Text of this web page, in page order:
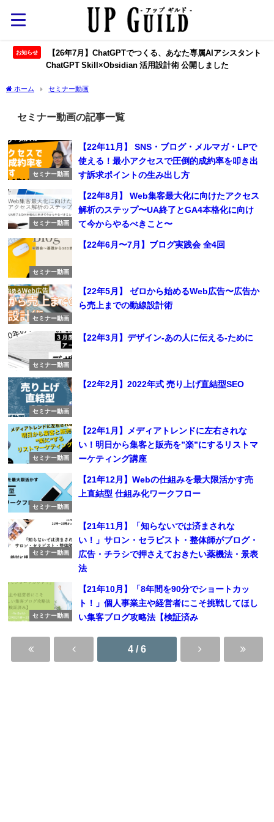
お知らせ
【26年7月】ChatGPTでつくる、あなた専属AIアシスタント
ChatGPT Skill×Obsidian 活用設計術 公開しました
ホーム セミナー動画
セミナー動画の記事一覧
セミナー動画
【22年11月】 SNS・ブログ・メルマガ・LPで
使える！最小アクセスで圧倒的成約率を叩き出
す訴求ポイントの生み出し方
セミナー動画
【22年8月】 Web集客最大化に向けたアクセス
解析のステップ〜UA終了とGA4本格化に向け
て今からやるべきこと〜
セミナー動画
【22年6月〜7月】ブログ実践会 全4回
セミナー動画
【22年5月】 ゼロから始めるWeb広告〜広告か
ら売上までの動線設計術
セミナー動画
【22年3月】デザイン-あの人に伝える-ために
セミナー動画
【22年2月】2022年式 売り上げ直結型SEO
セミナー動画
【22年1月】メディアトレンドに左右されな
い！明日から集客と販売を”楽”にするリストマ
ーケティング講座
セミナー動画
【21年12月】Webの仕組みを最大限活かす売
上直結型 仕組み化ワークフロー
セミナー動画
【21年11月】「知らないでは済まされな
い！」サロン・セラピスト・整体師がブログ・
広告・チラシで押さえておきたい薬機法・景表
法
セミナー動画
【21年10月】「8年間を90分でショートカッ
ト！」個人事業主や経営者にこそ挑戦してほし
い集客ブログ攻略法【検証済み
4 / 6